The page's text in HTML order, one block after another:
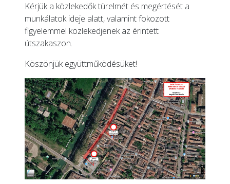
Kérjük a közlekedők türelmét és megértését a
munkálatok ideje alatt, valamint fokozott
figyelemmel közlekedjenek az érintett
útszakaszon.
Köszönjük együttműködésüket!